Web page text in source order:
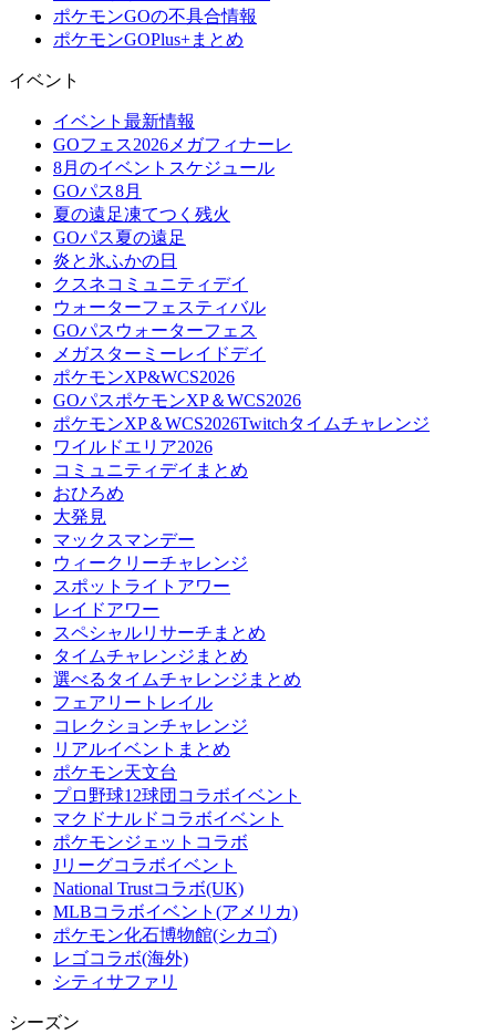
ポケモンGOの不具合情報
ポケモンGOPlus+まとめ
イベント
イベント最新情報
GOフェス2026メガフィナーレ
8月のイベントスケジュール
GOパス8月
夏の遠足凍てつく残火
GOパス夏の遠足
炎と氷ふかの日
クスネコミュニティデイ
ウォーターフェスティバル
GOパスウォーターフェス
メガスターミーレイドデイ
ポケモンXP&WCS2026
GOパスポケモンXP＆WCS2026
ポケモンXP＆WCS2026Twitchタイムチャレンジ
ワイルドエリア2026
コミュニティデイまとめ
おひろめ
大発見
マックスマンデー
ウィークリーチャレンジ
スポットライトアワー
レイドアワー
スペシャルリサーチまとめ
タイムチャレンジまとめ
選べるタイムチャレンジまとめ
フェアリートレイル
コレクションチャレンジ
リアルイベントまとめ
ポケモン天文台
プロ野球12球団コラボイベント
マクドナルドコラボイベント
ポケモンジェットコラボ
Jリーグコラボイベント
National Trustコラボ(UK)
MLBコラボイベント(アメリカ)
ポケモン化石博物館(シカゴ)
レゴコラボ(海外)
シティサファリ
シーズン